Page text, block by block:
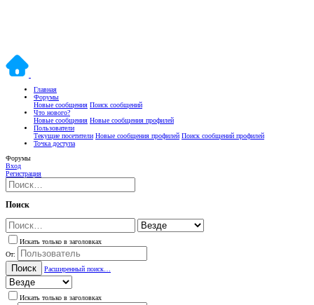
Главная
Форумы
Новые сообщения Поиск сообщений
Что нового?
Новые сообщения Новые сообщения профилей
Пользователи
Текущие посетители Новые сообщения профилей Поиск сообщений профилей
Точка доступа
Форумы
Вход
Регистрация
Поиск
Искать только в заголовках
От:
Поиск Расширенный поиск…
Искать только в заголовках